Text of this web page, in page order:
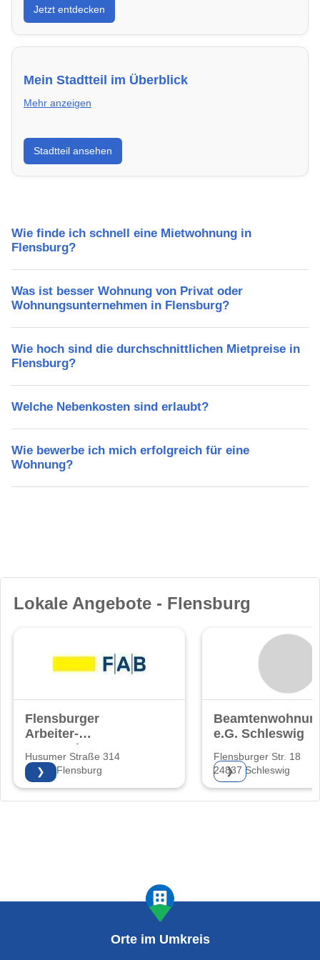
energieeffizient und sofort bezugsfertig.
Jetzt entdecken
Mein Stadtteil im Überblick
Mehr anzeigen
Erfahre mehr über deinen Stadtteil in Flensburg:
Lebensqualität, Verkehrsanbindung, Schulen,
Stadtteil ansehen
Wie finde ich schnell eine Mietwohnung in
Flensburg?
Was ist besser Wohnung von Privat oder
Wohnungsunternehmen in Flensburg?
Wie hoch sind die durchschnittlichen Mietpreise in
Flensburg?
Welche Nebenkosten sind erlaubt?
Wie bewerbe ich mich erfolgreich für eine
Wohnung?
Lokale Angebote - Flensburg
Flensburger
Arbeiter-
Bauverein eG
Husumer Straße 314
24941 Flensburg
❯
e.G. Schleswig
Flensburger Str. 18
24837 Schleswig
❯
Orte im Umkreis